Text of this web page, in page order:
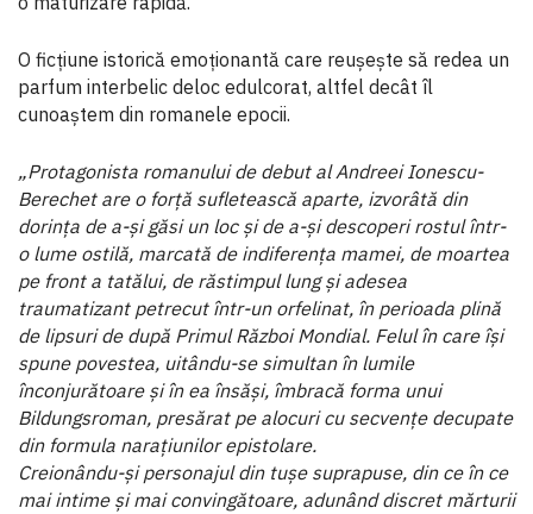
O ficțiune istorică emoționantă care reușește să redea un
parfum interbelic deloc edulcorat, altfel decât îl
cunoaștem din romanele epocii.
„Protagonista romanului de debut al Andreei Ionescu-
Berechet are o forță sufletească aparte, izvorâtă din
dorința de a-și găsi un loc și de a-și descoperi rostul într-
o lume ostilă, marcată de indiferența mamei, de moartea
pe front a tatălui, de răstimpul lung și adesea
traumatizant petrecut într-un orfelinat, în perioada plină
de lipsuri de după Primul Război Mondial. Felul în care își
spune povestea, uitându-se simultan în lumile
înconjurătoare și în ea însăși, îmbracă forma unui
Bildungsroman, presărat pe alocuri cu secvențe decupate
din formula narațiunilor epistolare.
Creionându-și personajul din tușe suprapuse, din ce în ce
mai intime și mai convingătoare, adunând discret mărturii